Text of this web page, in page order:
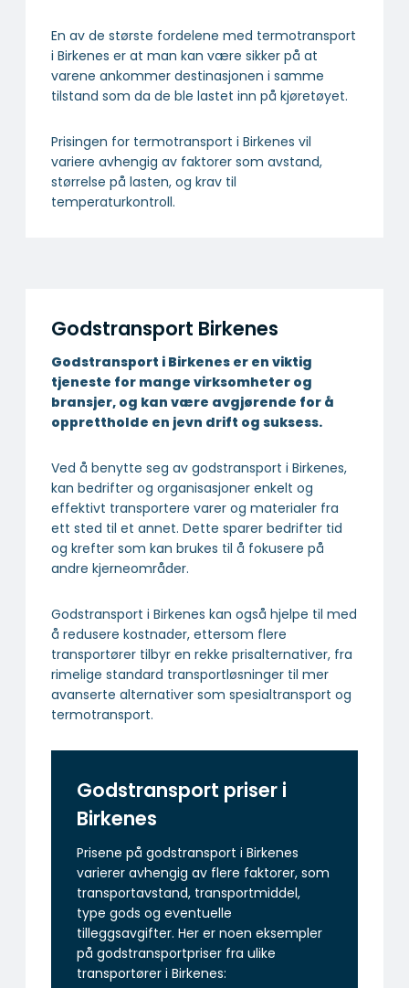
En av de største fordelene med termotransport
i Birkenes er at man kan være sikker på at
varene ankommer destinasjonen i samme
tilstand som da de ble lastet inn på kjøretøyet.
Prisingen for termotransport i Birkenes vil
variere avhengig av faktorer som avstand,
størrelse på lasten, og krav til
temperaturkontroll.
Godstransport Birkenes
Godstransport i Birkenes er en viktig
tjeneste for mange virksomheter og
bransjer, og kan være avgjørende for å
opprettholde en jevn drift og suksess.
Ved å benytte seg av godstransport i Birkenes,
kan bedrifter og organisasjoner enkelt og
effektivt transportere varer og materialer fra
ett sted til et annet. Dette sparer bedrifter tid
og krefter som kan brukes til å fokusere på
andre kjerneområder.
Godstransport i Birkenes kan også hjelpe til med
å redusere kostnader, ettersom flere
transportører tilbyr en rekke prisalternativer, fra
rimelige standard transportløsninger til mer
avanserte alternativer som spesialtransport og
termotransport.
Godstransport priser i
Birkenes
Prisene på godstransport i Birkenes
varierer avhengig av flere faktorer, som
transportavstand, transportmiddel,
type gods og eventuelle
tilleggsavgifter. Her er noen eksempler
på godstransportpriser fra ulike
transportører i Birkenes: